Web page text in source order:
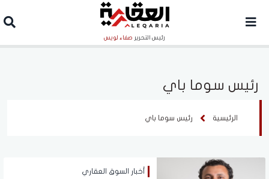
رئيس التحرير صفاء لويس
رئيس سوما باي
الرئيسية رئيس سوما باي
أخبار السوق العقاري